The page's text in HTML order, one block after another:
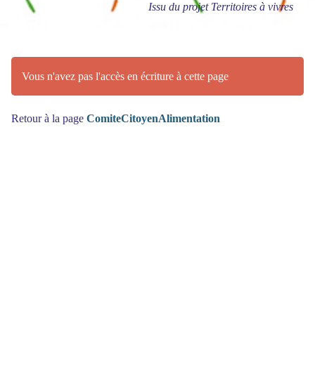
Issu du projet Territoires à vivres
Vous n'avez pas l'accès en écriture à cette page
Retour à la page ComiteCitoyenAlimentation